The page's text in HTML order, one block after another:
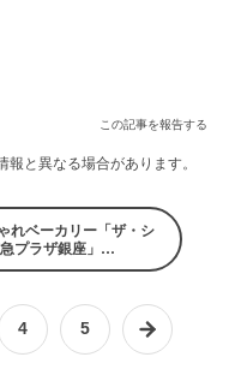
この記事を報告する
と異なる場合があります。
れベーカリー「ザ・シ
プラザ銀座」
4 5